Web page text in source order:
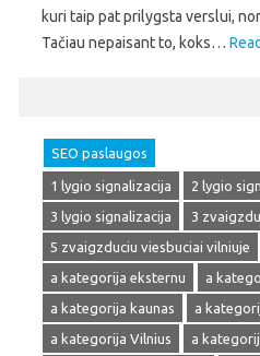
kuri taip pat prilygsta verslui,
Tačiau nepaisant to, koks…
SEO paslaugos
1 lygio signalizacija
2 lygio
3 lygio signalizacija
3
5 zvaigzduciu viesbuciai vilniuje
a kategorija eksternu
a
a kategorija kaunas
a
a kategorija Vilnius
a